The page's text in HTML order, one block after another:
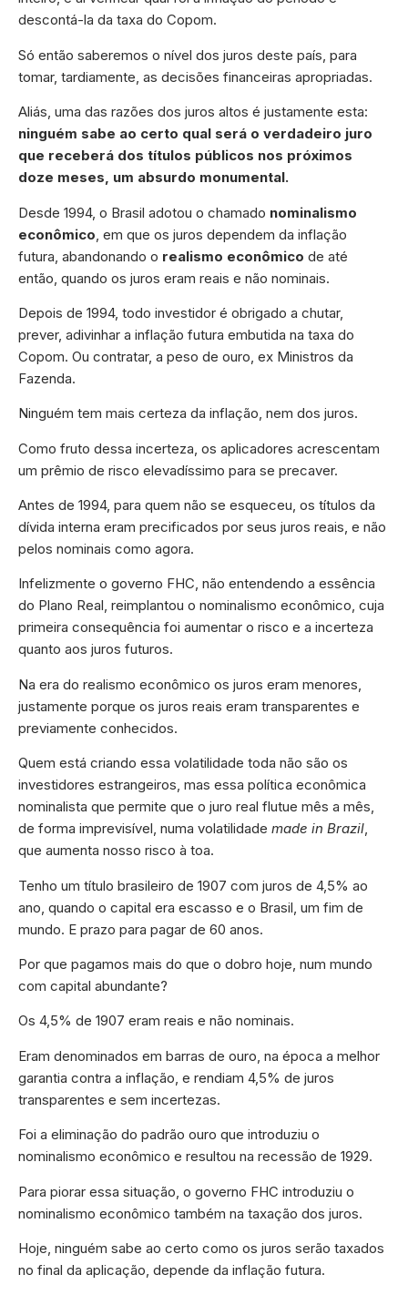
descontá-la da taxa do Copom.
Só então saberemos o nível dos juros deste país, para
tomar, tardiamente, as decisões financeiras apropriadas.
Aliás, uma das razões dos juros altos é justamente esta:
ninguém sabe ao certo qual será o verdadeiro juro
que receberá dos títulos públicos nos próximos
doze meses, um absurdo monumental.
Desde 1994, o Brasil adotou o chamado nominalismo
econômico , em que os juros dependem da inflação
futura, abandonando o realismo econômico de até
então, quando os juros eram reais e não nominais.
Depois de 1994, todo investidor é obrigado a chutar,
prever, adivinhar a inflação futura embutida na taxa do
Copom. Ou contratar, a peso de ouro, ex Ministros da
Fazenda.
Ninguém tem mais certeza da inflação, nem dos juros.
Como fruto dessa incerteza, os aplicadores acrescentam
um prêmio de risco elevadíssimo para se precaver.
Antes de 1994, para quem não se esqueceu, os títulos da
dívida interna eram precificados por seus juros reais, e não
pelos nominais como agora.
Infelizmente o governo FHC, não entendendo a essência
do Plano Real, reimplantou o nominalismo econômico, cuja
primeira consequência foi aumentar o risco e a incerteza
quanto aos juros futuros.
Na era do realismo econômico os juros eram menores,
justamente porque os juros reais eram transparentes e
previamente conhecidos.
Quem está criando essa volatilidade toda não são os
investidores estrangeiros, mas essa política econômica
nominalista que permite que o juro real flutue mês a mês,
de forma imprevisível, numa volatilidade made in Brazil,
que aumenta nosso risco à toa.
Tenho um título brasileiro de 1907 com juros de 4,5% ao
ano, quando o capital era escasso e o Brasil, um fim de
mundo. E prazo para pagar de 60 anos.
Por que pagamos mais do que o dobro hoje, num mundo
com capital abundante?
Os 4,5% de 1907 eram reais e não nominais.
Eram denominados em barras de ouro, na época a melhor
garantia contra a inflação, e rendiam 4,5% de juros
transparentes e sem incertezas.
Foi a eliminação do padrão ouro que introduziu o
nominalismo econômico e resultou na recessão de 1929.
Para piorar essa situação, o governo FHC introduziu o
nominalismo econômico também na taxação dos juros.
Hoje, ninguém sabe ao certo como os juros serão taxados
no final da aplicação, depende da inflação futura.